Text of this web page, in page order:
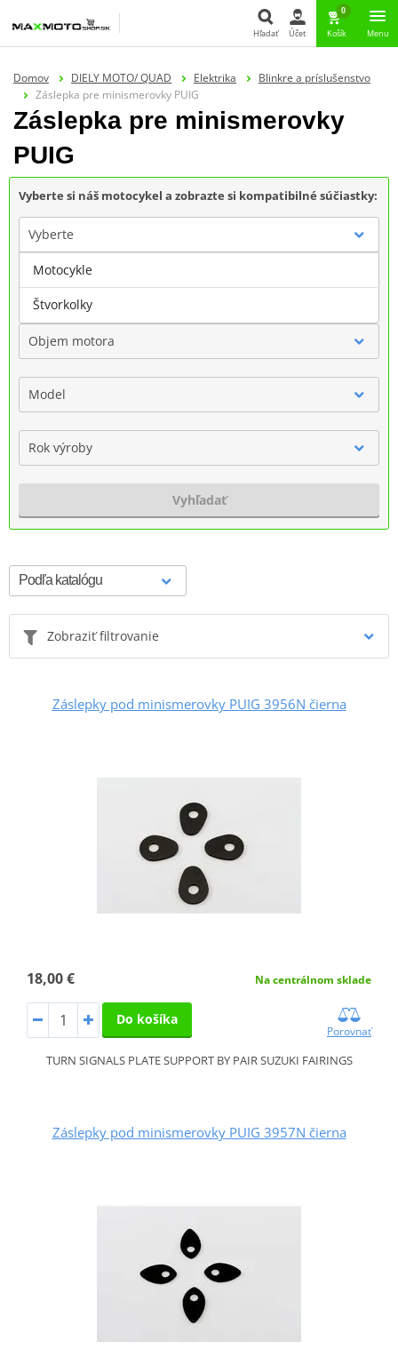
Hľadať
Hľadať Účet
0
Košík Menu
Domov DIELY MOTO/ QUAD Elektrika
Blinkre a príslušenstvo
Záslepka pre minismerovky PUIG
Záslepka pre minismerovky
PUIG
Vyberte si náš motocykel a zobrazte si kompatibilné súčiastky:
Vyberte
Značka
Objem motora
Model
Rok výroby
Vyhľadať
Zobraziť filtrovanie
Záslepky pod minismerovky PUIG 3956N čierna
18,00 € Na centrálnom sklade
Do košíka
Porovnať
TURN SIGNALS PLATE SUPPORT BY PAIR SUZUKI FAIRINGS
Záslepky pod minismerovky PUIG 3957N čierna
Motocykle
Štvorkolky